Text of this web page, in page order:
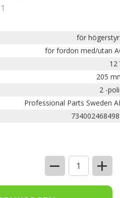
för
för fordon med/utan
12
205
2 -
Professional Parts Sweden
− +